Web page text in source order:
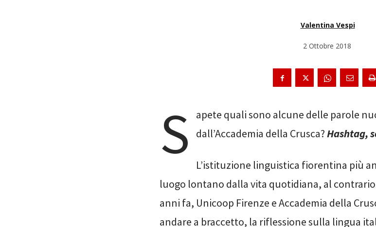
Valentina Vespi
2 Ottobre 2018
S
apete quali sono alcune delle parole
dall’Accademia della Crusca?Hashtag,
L’istituzione linguistica fiorentina più
luogo lontano dalla vita quotidiana, al
anni fa, Unicoop Firenze e Accademia della
andare a braccetto, la riflessione sulla lingua